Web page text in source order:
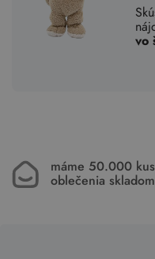
vo
máme 50.000
oblečenia skladom